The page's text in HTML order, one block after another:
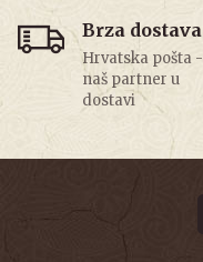
Brza dostava
Hrvatska pošta -
naš partner u
dostavi